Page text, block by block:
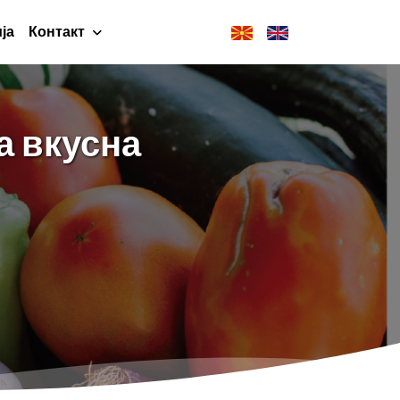
Контакт
вкусна